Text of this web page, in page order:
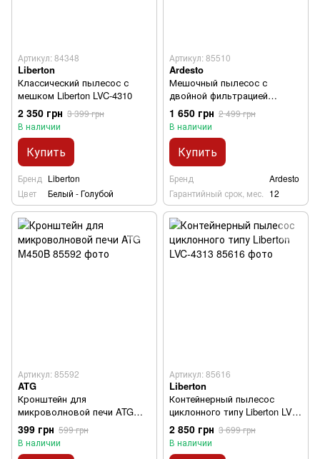
Артикул: 84348
Liberton
Классический пылесос с
мешком Liberton LVC-4310
2 350 грн 3 399 грн
В наличии
Купить
Бренд Liberton
Цвет
Белый - Голубой
Артикул: 85510
Ardesto
Мешочный пылесос с
двойной фильтрацией
Ardesto VC-I-B800GB
1 650 грн 2 499 грн
В наличии
Купить
Бренд
Ardesto
Гарантийный срок, мес.
12
Артикул: 85592
ATG
Кронштейн для
микроволновой печи ATG
M450B
399 грн 599 грн
В наличии
Артикул: 85616
Liberton
Контейнерный пылесос
циклонного типу Liberton LVC-
4313
2 850 грн 3 699 грн
В наличии